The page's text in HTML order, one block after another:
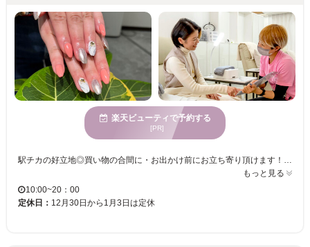
楽天ビューティで予約する
[PR]
駅チカの好立地◎買い物の合間に・お出かけ前にお立ち寄り頂けます！ 初めての方でも安心して体験できるメニューをご用意◎ お客様のプライバシーを重視した極上のプライベート空間☆ 確かな技術でお客様に合った指先に仕上げます☆理想の仕上がりを長く楽しみましょう☆ 330種類のデザインの中からお好きなデザインを選び、カラーを選ぶシステムです。ネイル初心者の方でもご希望にあったデザインをご提案いたしますので、ご安心ください☆
もっと見る
10:00~20：00
定休日： 12月30日から1月3日は定休